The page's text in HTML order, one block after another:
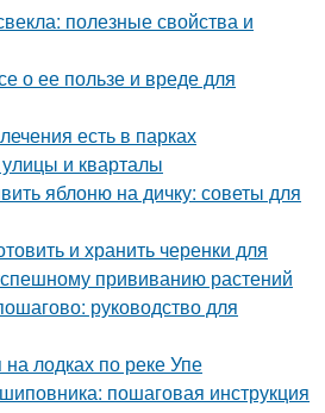
полезные свойства и
о ее пользе и вреде для
есть в парках
и кварталы
яблоню на дичку: советы для
и хранить черенки для
прививанию растений
руководство для
лодках по реке Упе
пошаговая инструкция